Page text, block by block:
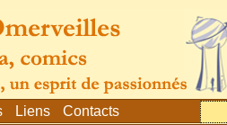
Liens Contacts